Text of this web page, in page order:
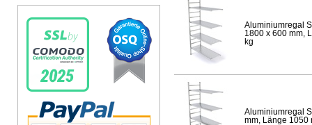
Aluminiumregal
1800 x 600 mm,
kg
Aluminiumregal
mm, Länge 1050